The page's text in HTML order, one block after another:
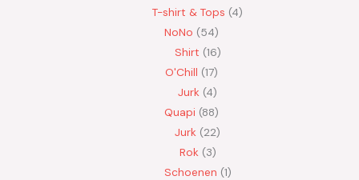
T-shirt & Tops 4
NoNo
54
Shirt 16
O'Chill 17
Jurk 4
Quapi 88
Jurk 22
Rok 3
Schoenen 1